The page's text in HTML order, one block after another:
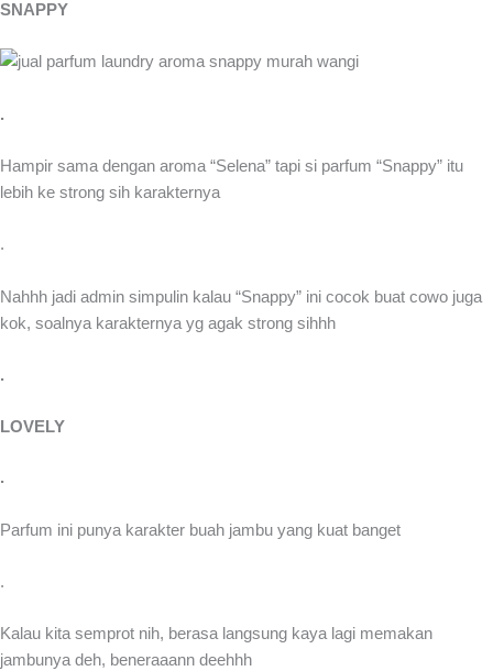
SNAPPY
.
Hampir sama dengan aroma “Selena” tapi si parfum “Snappy” itu
lebih ke strong sih karakternya
.
Nahhh jadi admin simpulin kalau “Snappy” ini cocok buat cowo juga
kok, soalnya karakternya yg agak strong sihhh
.
LOVELY
.
Parfum ini punya karakter buah jambu yang kuat banget
.
Kalau kita semprot nih, berasa langsung kaya lagi memakan
jambunya deh, beneraaann deehhh